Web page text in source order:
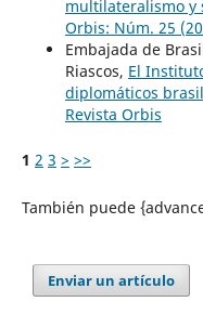
multilateralismo y
Orbis: Núm. 25
Embajada de
Riascos, El
diplomáticos
Revista Orbis
1 2 3 > >>
También puede
Enviar un artículo